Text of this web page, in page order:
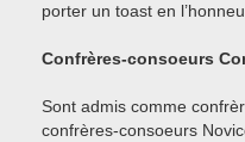
porter un toast en
Confrères-consoeurs
Sont admis comme
confrères-consoeurs